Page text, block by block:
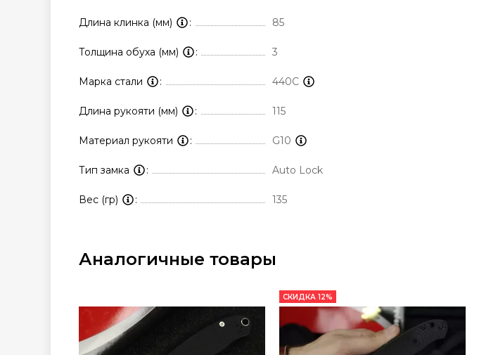
Длина клинка (мм) 85
Толщина обуха (мм) 3
Марка стали 440C
Длина рукояти (мм) 115
Материал рукояти G10
Тип замка Auto Lock
Вес (гр) 135
Аналогичные товары
СКИДКА 12%